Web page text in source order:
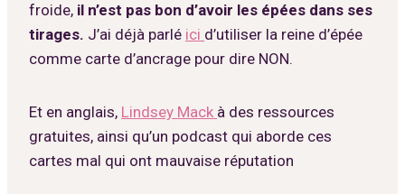
froide, il n’est pas bon d’avoir les épées dans ses
tirages. J’ai déjà parlé ici d’utiliser la reine d’épée
comme carte d’ancrage pour dire NON.
Et en anglais, Lindsey Mack à des ressources
gratuites, ainsi qu’un podcast qui aborde ces
cartes mal qui ont mauvaise réputation